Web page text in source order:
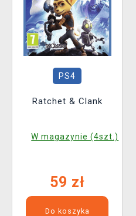
PS4
Ratchet & Clank
W magazynie (4szt.)
59 zł
Do koszyka